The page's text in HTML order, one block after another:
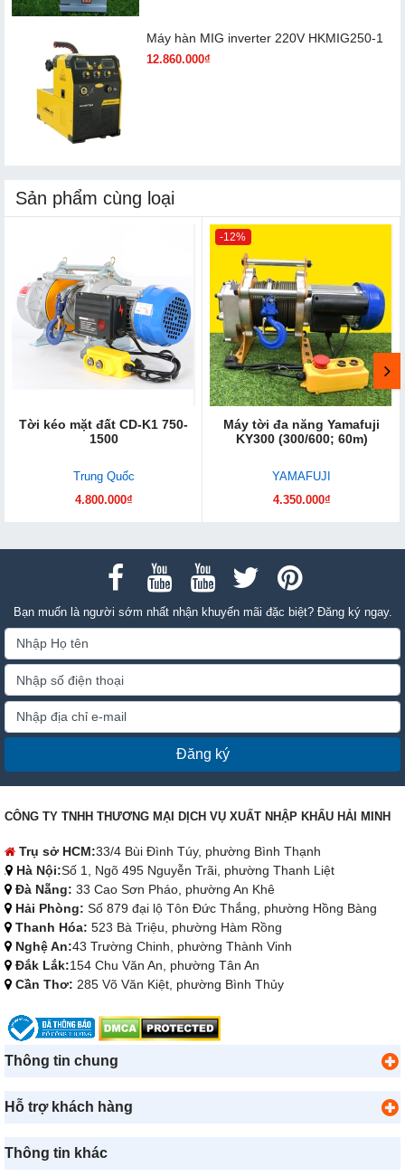
Máy hàn MIG inverter 220V HKMIG250-1
12.860.000₫
Sản phẩm cùng loại
Tời kéo mặt đất CD-K1 750-
1500
Trung Quốc
4.800.000₫
-12%
Máy tời đa năng Yamafuji
KY300 (300/600; 60m)
YAMAFUJI
4.350.000₫
Bạn muốn là người sớm nhất nhận khuyến mãi đặc biệt? Đăng ký ngay.
Đăng ký
CÔNG TY TNHH THƯƠNG MẠI DỊCH VỤ XUẤT NHẬP KHẨU HẢI MINH
Trụ sở HCM:33/4 Bùi Đình Túy, phường Bình Thạnh
Hà Nội:Số 1, Ngõ 495 Nguyễn Trãi, phường Thanh Liệt
Đà Nẵng: 33 Cao Sơn Pháo, phường An Khê
Hải Phòng: Số 879 đại lộ Tôn Đức Thắng, phường Hồng Bàng
Thanh Hóa: 523 Bà Triệu, phường Hàm Rồng
Nghệ An:43 Trường Chinh, phường Thành Vinh
Đắk Lắk:154 Chu Văn An, phường Tân An
Cần Thơ: 285 Võ Văn Kiệt, phường Bình Thủy
Thông tin chung
Hỗ trợ khách hàng
Thông tin khác